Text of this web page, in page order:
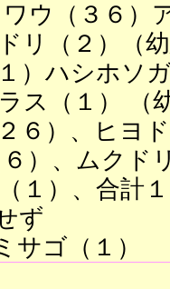
ウ（３６）
リ（２）（
）ハシホソ
ス（１） （
６）、ヒヨ
６）、ムクド
１）、合計
ず
ゴ（１）